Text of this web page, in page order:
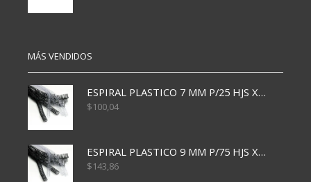
MÁS VENDIDOS
ESPIRAL PLASTICO 7 MM P/25 HJS X50x3000
$100,04
ESPIRAL PLASTICO 9 MM P/75 HJS X50X2400
$143,86